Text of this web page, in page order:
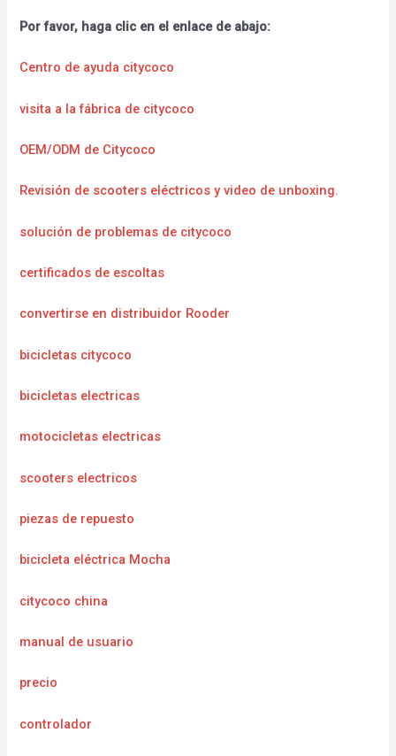
Por favor, haga clic en el enlace de abajo:
Centro de ayuda citycoco
visita a la fábrica de citycoco
OEM/ODM de Citycoco
Revisión de scooters eléctricos y video de unboxing.
solución de problemas de citycoco
certificados de escoltas
convertirse en distribuidor Rooder
bicicletas citycoco
bicicletas electricas
motocicletas electricas
scooters electricos
piezas de repuesto
bicicleta eléctrica Mocha
citycoco china
manual de usuario
precio
controlador